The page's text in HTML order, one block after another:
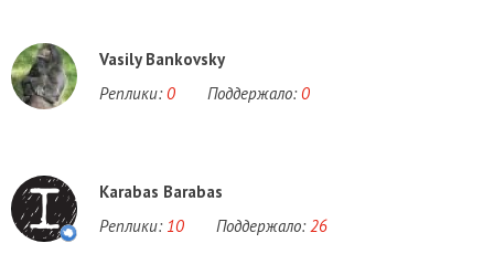
Vasily Bankovsky
Реплики: 0 Поддержало: 0
Karabas Barabas
Реплики: 10 Поддержало: 26